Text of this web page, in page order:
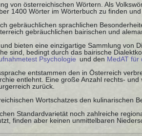
von österreichischen Wörtern. Als
1400 Wörter im Wörterbuch zu finden
gebräuchlichen sprachlichen
gebräuchlichen bairischen und
bieten eine einzigartige Sammlung von
sind, bedingt durch das bairische
Psychologie und den MedAT für
entstammen den in Österreich
entlehnt. Eine große Anzahl rechts-
zurück.
Wortschatzes den kulinarischen
Standardvarietät noch zahlreiche
finden aber keinen unmittelbaren